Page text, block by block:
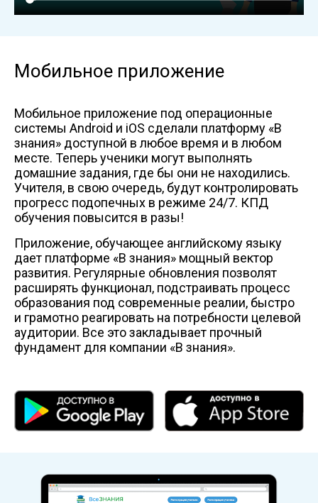
Мобильное приложение
Мобильное приложение под операционные
системы Android и iOS сделали платформу «В
знания» доступной в любое время и в любом
месте. Теперь ученики могут выполнять
домашние задания, где бы они не находились.
Учителя, в свою очередь, будут контролировать
прогресс подопечных в режиме 24/7. КПД
обучения повысится в разы!
Приложение, обучающее английскому языку
дает платформе «В знания» мощный вектор
развития. Регулярные обновления позволят
расширять функционал, подстраивать процесс
образования под современные реалии, быстро
и грамотно реагировать на потребности целевой
аудитории. Все это закладывает прочный
фундамент для компании «В знания».